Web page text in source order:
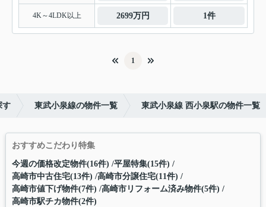
4K～4LDK以上 2699万円 1件
1
す 東武小泉線の物件一覧 東武小泉線 西小泉駅の物件一覧
おすすめこだわり特集
今週の価格改定物件(16件) 平屋特集(15件)
高崎市中古住宅(13件) 高崎市分譲住宅(11件)
高崎市値下げ物件(7件) 高崎市リフォーム済み物件(5件)
高崎市駅チカ物件(2件)